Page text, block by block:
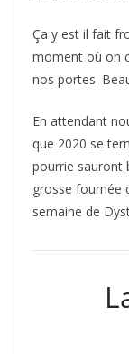
Ça y est il fait
moment où on
nos portes.
En attendant
que 2020 se
pourrie sauront
grosse fournée
semaine de